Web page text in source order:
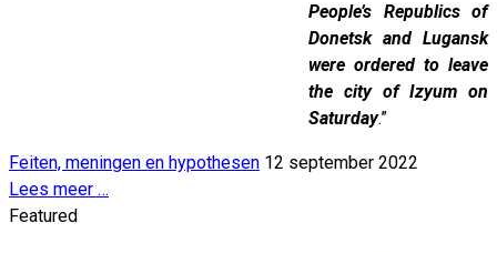
People’s Republics of
Donetsk and Lugansk
were ordered to leave
the city of Izyum on
Saturday.”
Feiten, meningen en hypothesen 12 september 2022
Lees meer …
Featured